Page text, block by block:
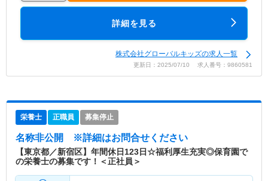
詳細を見る
株式会社グローバルキッズの求人一覧
更新日：2025/07/10 求人番号：9860581
栄養士 正職員 募集停止
名称非公開 ※詳細はお問合せください
【東京都／新宿区】年間休日123日☆福利厚生充実◎保育園で
の栄養士の募集です！＜正社員＞